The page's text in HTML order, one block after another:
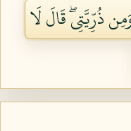
ذُرِّيَّتِيۖ قَالَ لَا